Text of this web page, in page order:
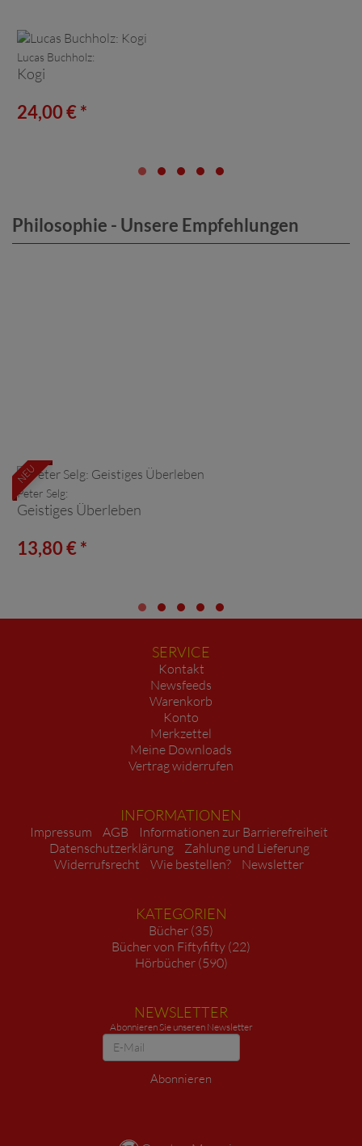
Lucas Buchholz:
Kogi
24,00 € *
Philosophie - Unsere Empfehlungen
NEU
Peter Selg:
Geistiges Überleben
13,80 € *
SERVICE
Kontakt
Newsfeeds
Warenkorb
Konto
Merkzettel
Meine Downloads
Vertrag widerrufen
INFORMATIONEN
Impressum AGB
Informationen zur Barrierefreiheit
Datenschutzerklärung
Zahlung und Lieferung
Widerrufsrecht
Wie bestellen? Newsletter
KATEGORIEN
Bücher (35)
Bücher von Fiftyfifty (22)
Hörbücher (590)
NEWSLETTER
Abonnieren Sie unseren Newsletter
Newsletter
Abonnieren